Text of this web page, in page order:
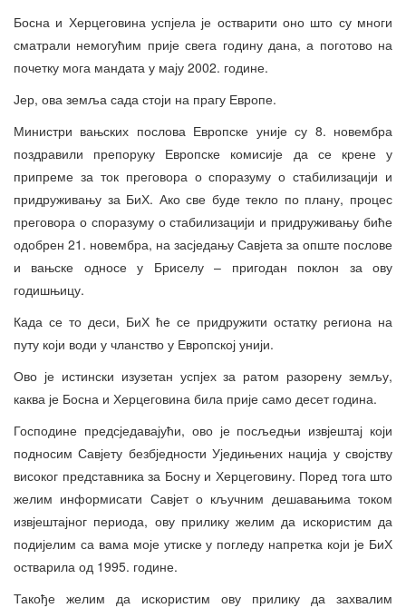
Босна и Херцеговина успјела је остварити оно што су многи
сматрали немогућим прије свега годину дана, а поготово на
почетку мога мандата у мају 2002. године.
Јер, ова земља сада стоји на прагу Европе.
Министри вањских послова Европске уније су 8. новембра
поздравили препоруку Европске комисије да се крене у
припреме за ток преговора о споразуму о стабилизацији и
придруживању за БиХ. Ако све буде текло по плану, процес
преговора о споразуму о стабилизацији и придруживању биће
одобрен 21. новембра, на засједању Савјета за опште послове
и вањске односе у Бриселу – пригодан поклон за ову
годишњицу.
Када се то деси, БиХ ће се придружити остатку региона на
путу који води у чланство у Европској унији.
Ово је истински изузетан успјех за ратом разорену земљу,
каква је Босна и Херцеговина била прије само десет година.
Господине предсједавајући, ово је посљедњи извјештај који
подносим Савјету безбједности Уједињених нација у својству
високог представника за Босну и Херцеговину. Поред тога што
желим информисати Савјет о кључним дешавањима током
извјештајног периода, ову прилику желим да искористим да
подијелим са вама моје утиске у погледу напретка који је БиХ
остварила од 1995. године.
Такође желим да искористим ову прилику да захвалим